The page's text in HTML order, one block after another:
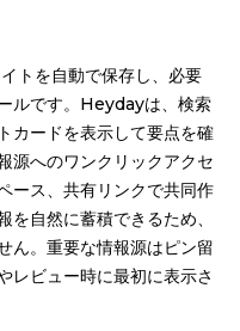
トを自動で保存し、必要
ルです。Heydayは、検索
カードを表示して要点を確
源へのワンクリックアクセ
ース、共有リンクで共同作
自然に蓄積できるため、
ん。重要な情報源はピン留
レビュー時に最初に表示さ